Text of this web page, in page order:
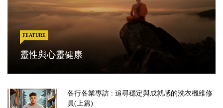
FEATURE
靈性與心靈健康
各行各業專訪 : 追尋穩定與成就感的洗衣機維修
員(上篇)